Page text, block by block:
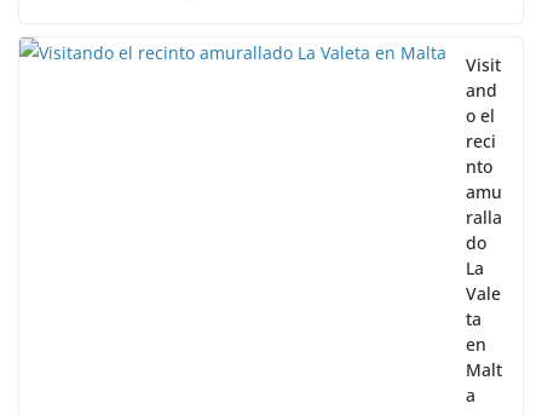
Visit
and
o el
reci
nto
amu
ralla
do
La
Vale
ta
en
Malt
a